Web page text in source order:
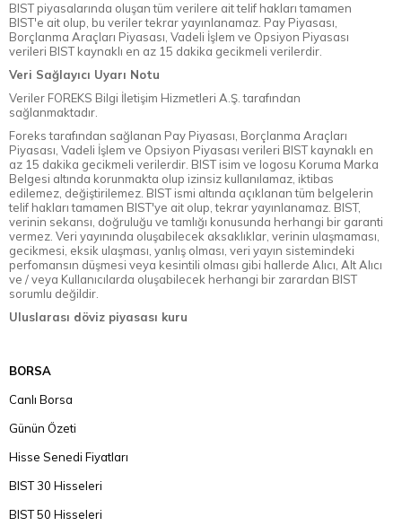
BIST piyasalarında oluşan tüm verilere ait telif hakları tamamen
BIST'e ait olup, bu veriler tekrar yayınlanamaz. Pay Piyasası,
Borçlanma Araçları Piyasası, Vadeli İşlem ve Opsiyon Piyasası
verileri BIST kaynaklı en az 15 dakika gecikmeli verilerdir.
Veri Sağlayıcı Uyarı Notu
Veriler FOREKS Bilgi İletişim Hizmetleri A.Ş. tarafından
sağlanmaktadır.
Foreks tarafından sağlanan Pay Piyasası, Borçlanma Araçları
Piyasası, Vadeli İşlem ve Opsiyon Piyasası verileri BIST kaynaklı en
az 15 dakika gecikmeli verilerdir. BIST isim ve logosu Koruma Marka
Belgesi altında korunmakta olup izinsiz kullanılamaz, iktibas
edilemez, değiştirilemez. BIST ismi altında açıklanan tüm belgelerin
telif hakları tamamen BIST'ye ait olup, tekrar yayınlanamaz. BIST,
verinin sekansı, doğruluğu ve tamlığı konusunda herhangi bir garanti
vermez. Veri yayınında oluşabilecek aksaklıklar, verinin ulaşmaması,
gecikmesi, eksik ulaşması, yanlış olması, veri yayın sistemindeki
perfomansın düşmesi veya kesintili olması gibi hallerde Alıcı, Alt Alıcı
ve / veya Kullanıcılarda oluşabilecek herhangi bir zarardan BIST
sorumlu değildir.
Uluslarası döviz piyasası kuru
BORSA
Canlı Borsa
Günün Özeti
Hisse Senedi Fiyatları
BIST 30 Hisseleri
BIST 50 Hisseleri